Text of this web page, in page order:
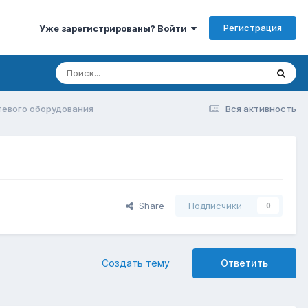
Уже зарегистрированы? Войти Регистрация
Вся активность
оборудования
Share Подписчики 0
Ответить
Создать тему